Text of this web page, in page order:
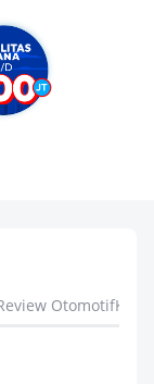
Otomotif